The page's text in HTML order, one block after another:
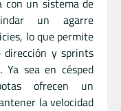
un agarre
lo que permite
dirección y sprints
Ya sea en césped
ofrecen un
la velocidad